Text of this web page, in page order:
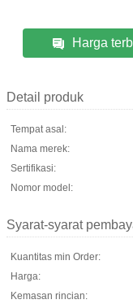
Harga
Detail produk
Tempat asal:
Nama merek:
Sertifikasi:
Nomor model:
Syarat-syarat
Kuantitas min Order:
Harga:
Kemasan rincian: